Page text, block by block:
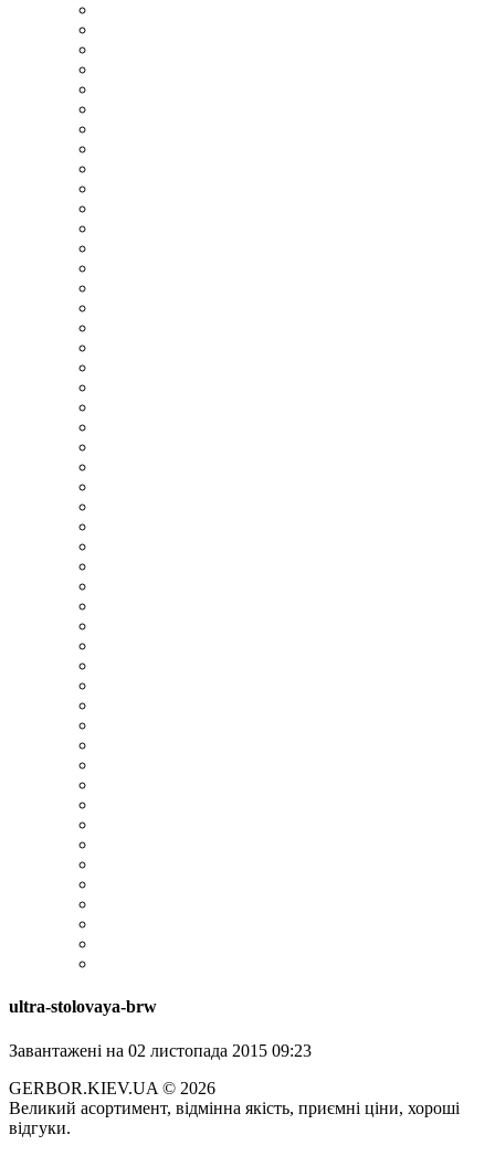
ultra-stolovaya-brw
Завантажені на 02 листопада 2015 09:23
GERBOR.KIEV.UA © 2026
Великий асортимент, відмінна якість, приємні ціни, хороші
відгуки.